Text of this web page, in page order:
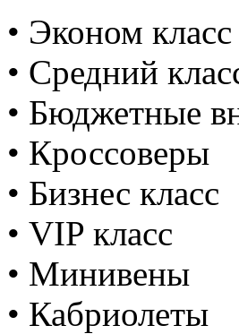
• Эконом класс
• Средний
• Бюджетные
• Кроссоверы
• Бизнес класс
• VIP класс
• Минивены
• Кабриолеты